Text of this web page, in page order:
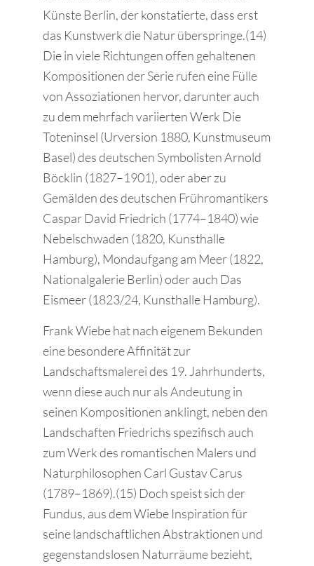
Künste Berlin, der konstatierte, dass erst
das Kunstwerk die Natur überspringe.(14)
Die in viele Richtungen offen gehaltenen
Kompositionen der Serie rufen eine Fülle
von Assoziationen hervor, darunter auch
zu dem mehrfach variierten Werk Die
Toteninsel (Urversion 1880, Kunstmuseum
Basel) des deutschen Symbolisten Arnold
Böcklin (1827–1901), oder aber zu
Gemälden des deutschen Frühromantikers
Caspar David Friedrich (1774–1840) wie
Nebelschwaden (1820, Kunsthalle
Hamburg), Mondaufgang am Meer (1822,
Nationalgalerie Berlin) oder auch Das
Eismeer (1823/24, Kunsthalle Hamburg).
Frank Wiebe hat nach eigenem Bekunden
eine besondere Affinität zur
Landschaftsmalerei des 19. Jahrhunderts,
wenn diese auch nur als Andeutung in
seinen Kompositionen anklingt, neben den
Landschaften Friedrichs spezifisch auch
zum Werk des romantischen Malers und
Naturphilosophen Carl Gustav Carus
(1789–1869).(15) Doch speist sich der
Fundus, aus dem Wiebe Inspiration für
seine landschaftlichen Abstraktionen und
gegenstandslosen Naturräume bezieht,